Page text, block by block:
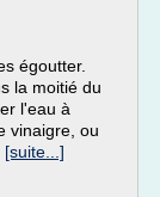
égoutter.
la moitié du
l'eau à
vinaigre, ou
[suite...]